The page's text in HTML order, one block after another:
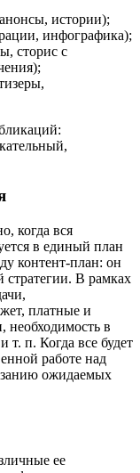
истории);
инфографика);
сторис с
когда вся
в единый план
контент-план: он
стратегии. В рамках
платные и
необходимость в
т. п. Когда все будет
работе над
ожидаемых
ее